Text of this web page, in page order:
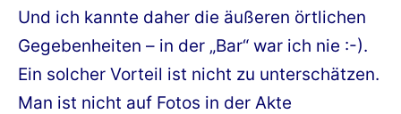
Und ich kannte daher die äußeren örtlichen
Gegebenheiten – in der „Bar“ war ich nie :-).
Ein solcher Vorteil ist nicht zu unterschätzen.
Man ist nicht auf Fotos in der Akte